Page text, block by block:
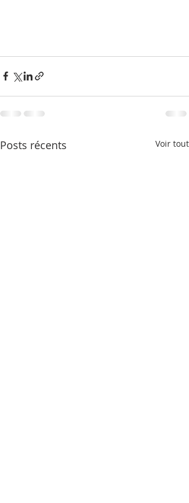
Posts récents Voir tout